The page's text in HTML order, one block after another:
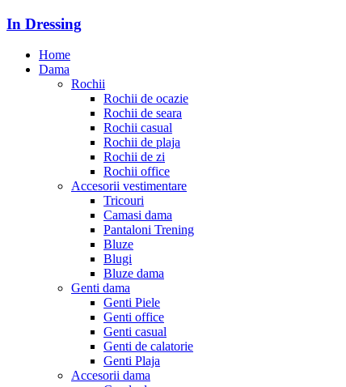
In Dressing
Home
Dama
Rochii
Rochii de ocazie
Rochii de seara
Rochii casual
Rochii de plaja
Rochii de zi
Rochii office
Accesorii vestimentare
Tricouri
Camasi dama
Pantaloni Trening
Bluze
Blugi
Bluze dama
Genti dama
Genti Piele
Genti office
Genti casual
Genti de calatorie
Genti Plaja
Accesorii dama